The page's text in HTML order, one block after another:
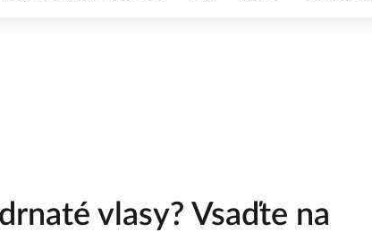
vlasy? Vsaďte na